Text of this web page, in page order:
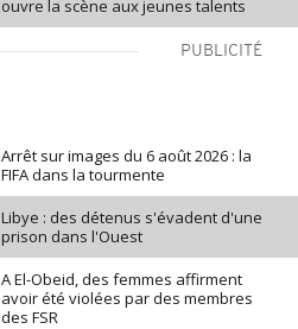
ouvre la scène aux jeunes talents
PUBLICITÉ
Arrêt sur images du 6 août 2026 : la
FIFA dans la tourmente
Libye : des détenus s'évadent d'une
prison dans l'Ouest
A El-Obeid, des femmes affirment
avoir été violées par des membres
des FSR